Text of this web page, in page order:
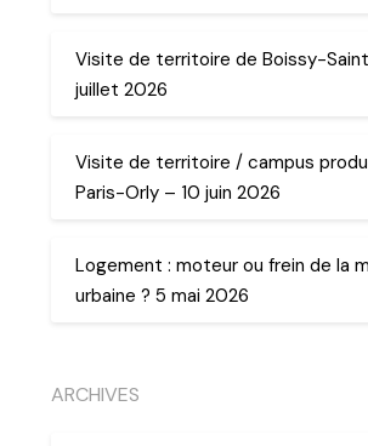
Visite de territoire de Boissy-
juillet 2026
Visite de territoire / campus
Paris-Orly – 10 juin 2026
Logement : moteur ou frein de la
urbaine ? 5 mai 2026
ARCHIVES